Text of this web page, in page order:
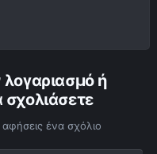
ή
σχολιάσετε
αφήσεις ένα σχόλιο